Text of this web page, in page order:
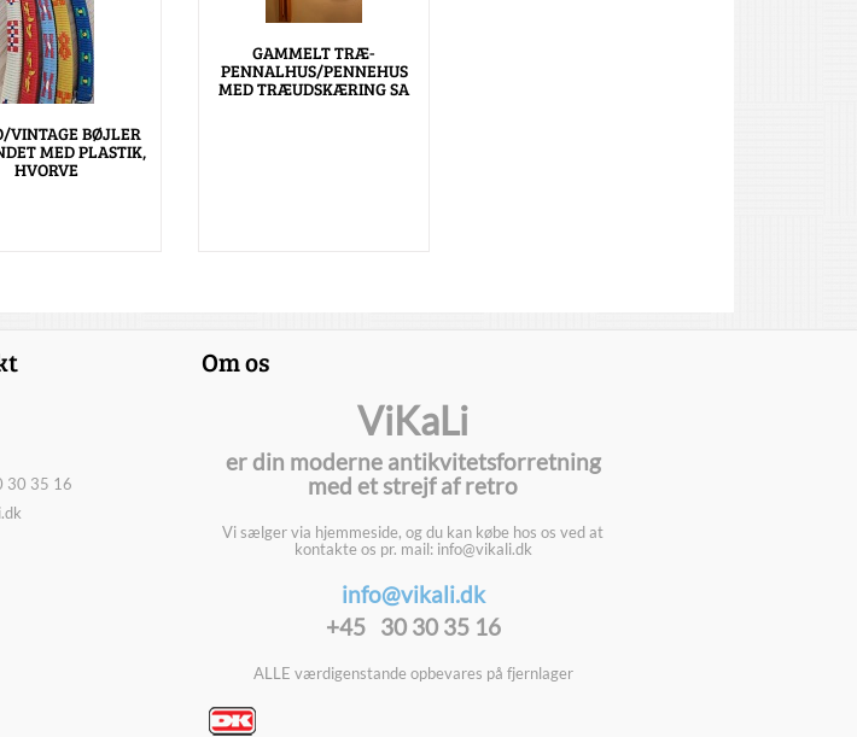
VINTAGE BØJLER
MED PLASTIK,
HVORVE
GAMMELT TRÆ-
PENNALHUS/PENNEHUS
MED TRÆUDSKÆRING SA
30 35 16
Om os
ViKaLi
er din moderne antikvitetsforretning
med et strejf af retro
Vi sælger via hjemmeside, og du kan købe hos os ved at
kontakte os pr. mail: info@vikali.dk
info@vikali.dk
+45 30 30 35 16
ALLE værdigenstande opbevares på fjernlager